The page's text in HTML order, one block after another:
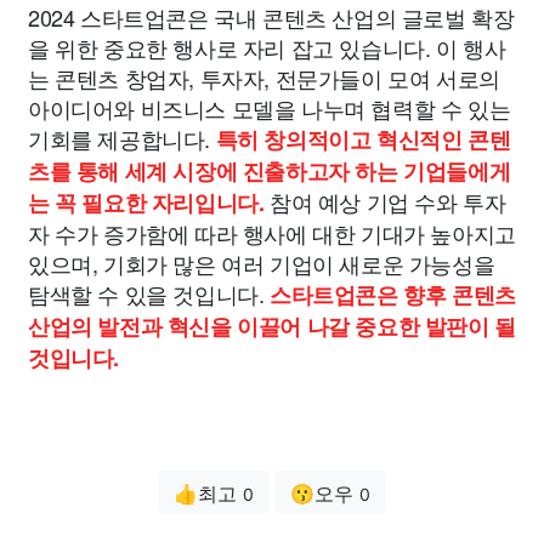
2024 스타트업콘은 국내 콘텐츠 산업의 글로벌 확장
을 위한 중요한 행사로 자리 잡고 있습니다. 이 행사
는 콘텐츠 창업자, 투자자, 전문가들이 모여 서로의
아이디어와 비즈니스 모델을 나누며 협력할 수 있는
기회를 제공합니다. 특히 창의적이고 혁신적인 콘텐
츠를 통해 세계 시장에 진출하고자 하는 기업들에게
는 꼭 필요한 자리입니다. 참여 예상 기업 수와 투자
자 수가 증가함에 따라 행사에 대한 기대가 높아지고
있으며, 기회가 많은 여러 기업이 새로운 가능성을
탐색할 수 있을 것입니다. 스타트업콘은 향후 콘텐츠
산업의 발전과 혁신을 이끌어 나갈 중요한 발판이 될
것입니다.
👍최고 0 😗오우 0